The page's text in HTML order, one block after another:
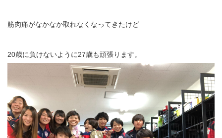
筋肉痛がなかなか取れなくなってきたけど
20歳に負けないように27歳も頑張ります。